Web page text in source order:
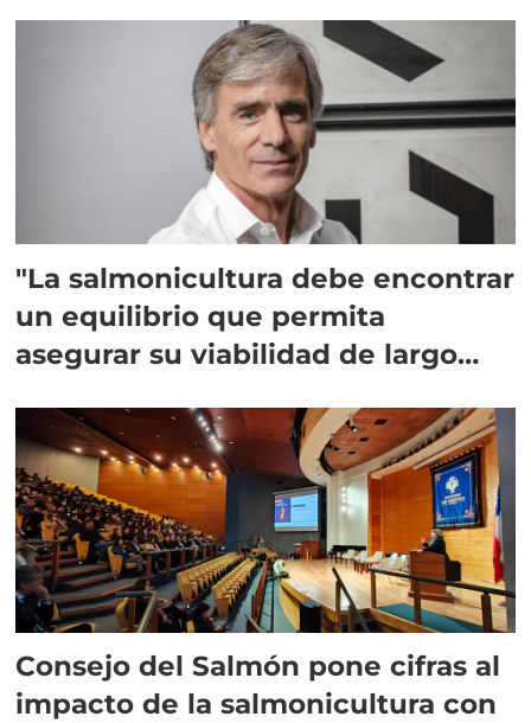
"La salmonicultura debe encontrar
un equilibrio que permita
asegurar su viabilidad de largo
Consejo del Salmón pone cifras al
impacto de la salmonicultura con